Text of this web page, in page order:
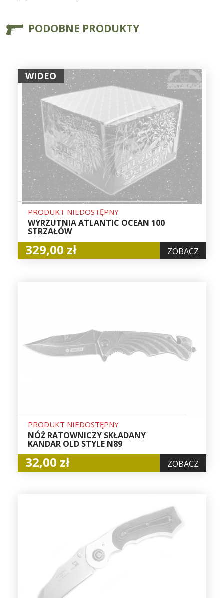
PODOBNE PRODUKTY
WIDEO
PRODUKT NIEDOSTĘPNY
WYRZUTNIA ATLANTIC OCEAN 100
STRZAŁÓW
329,00 zł ZOBACZ
PRODUKT NIEDOSTĘPNY
NÓŻ RATOWNICZY SKŁADANY
KANDAR OLD STYLE N89
32,00 zł ZOBACZ